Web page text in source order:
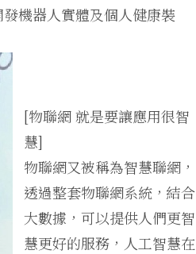
機器人實體及個人健康裝
[物聯網 就是要讓應用很智
慧]
物聯網又被稱為智慧聯網，
透過整套物聯網系統，結合
大數據，可以提供人們更智
慧更好的服務，人工智慧在